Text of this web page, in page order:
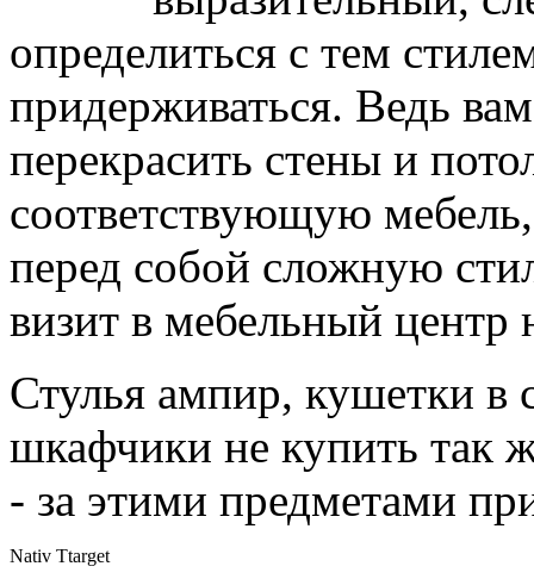
определиться с тем
придерживаться. Ведь
перекрасить стены и
соответствующую
перед собой сложную
визит в мебельный центр
Стулья ампир, кушетки в
шкафчики не купить так
- за этими предметами
Nativ Ttarget